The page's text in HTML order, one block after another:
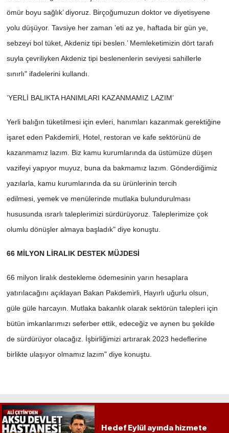
ömür boyu sağlık’ diyoruz. Birçoğumuzun doktor ve diyetisyene
yolu düşüyor. Tavsiye her zaman ’eti az ye, haftada bir gün ye,
sebzeyi bol tüket, Akdeniz tipi beslen.’ Memleketimizin dört tarafı
suyla çevriliyken Akdeniz tipi beslenenlerin seviyesi sahillerle
sınırlı" ifadelerini kullandı.
’YERLİ BALIKTA HANIMLARI KAZANMAMIZ LAZIM’
Yerli balığın tüketilmesi için evleri, hanımları kazanmak gerektiğine
işaret eden Pakdemirli, Hotel, restoran ve kafe sektörünü de
kazanmamız lazım. Biz kamu kurumlarında da üstümüze düşen
vazifeyi yapıyor muyuz, buna da bakmamız lazım. Gönderdiğimiz
yazılarla, kamu kurumlarında da su ürünlerinin tercih
edilmesi, yemekve menülerinde mutlaka bulundurulması
hususunda ısrarlı taleplerimizi sürdürüyoruz. Taleplerimize çok
olumlu dönüşler almaya başladık" diye konuştu.
66 MİLYON LİRALIK DESTEK MÜJDESİ
66 milyon liralık destekleme ödemesinin yarın hesaplara
yatırılacağını açıklayan Bakan Pakdemirli, Hayırlı uğurlu olsun,
güle güle harcayın. Mutlaka bakanlık olarak sektörün talepleri için
bütün imkanlarımızı seferber ettik, edeceğiz ve aynen bu şekilde
de sürdürüyor olacağız. İşbirliğimizi artırarak 2023 hedeflerine
birlikte ulaşıyor olmamız lazım" diye konuştu.
Hedef Eylül ayında hizmete